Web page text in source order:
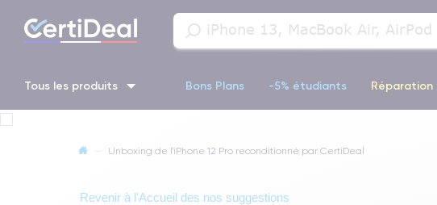
Tous les produits Bons Plans -5% étudiants Réparation
Unboxing de l'iPhone 12 Pro reconditionné par CertiDeal
Revenir à l'Accueil des nos suggestions